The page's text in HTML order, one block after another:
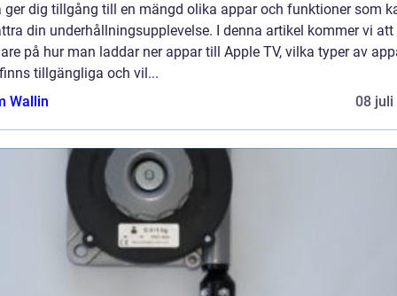
ger dig tillgång till en mängd olika appar och funktioner som
din underhållningsupplevelse. I denna artikel kommer vi
på hur man laddar ner appar till Apple TV, vilka typer av
tillgängliga och vil...
Wallin
08 juli